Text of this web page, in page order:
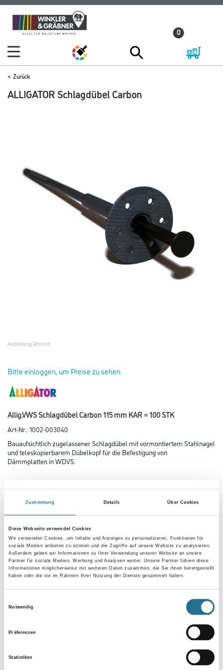
Zustimmung Details Über Cookies
Diese Webseite verwendet Cookies
Wir verwenden Cookies, um Inhalte und Anzeigen zu personalisieren, Funktionen für
soziale Medien anbieten zu können und die Zugriffe auf unsere Website zu analysieren.
Außerdem geben wir Informationen zu Ihrer Verwendung unserer Website an unsere
Partner für soziale Medien, Werbung und Analysen weiter. Unsere Partner führen diese
Informationen möglicherweise mit weiteren Daten zusammen, die Sie ihnen bereitgestellt
haben oder die sie im Rahmen Ihrer Nutzung der Dienste gesammelt haben.
Notwendig
Präferenzen
Statistiken
Zum
Inhalt
Zum
Navigationsmenü
0
Zurück
ALLIGATOR Schlagdübel Carbon
Abbildung ähnlich
Bitte einloggen, um Preise zu sehen
Allig.VWS Schlagdübel Carbon 115 mm KAR = 100 STK
Art-Nr.:1002-003040
Bauaufsichtlich zugelassener Schlagdübel mit vormontiertem Stahlnagel
und teleskopierbarem Dübelkopf für die Befestigung von
Dämmplatten in WDVS.